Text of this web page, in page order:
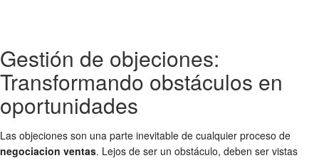
Gestión de objeciones:
Transformando obstáculos en
oportunidades
Las objeciones son una parte inevitable de cualquier proceso de
negociacion ventas. Lejos de ser un obstáculo, deben ser vistas